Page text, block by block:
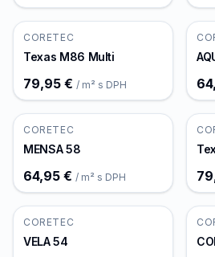
CORETEC
Texas M86 Multi
79,95 € / m² s DPH
CORETEC
MENSA 58
64,95 € / m² s DPH
CORETEC
VELA 54